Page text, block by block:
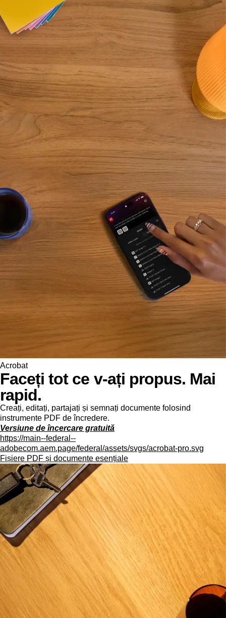
Acrobat
Faceți tot ce v-ați propus. Mai
rapid.
Creați, editați, partajați și semnați documente folosind
instrumente PDF de încredere.
Versiune de încercare gratuită
https://main--federal--
adobecom.aem.page/federal/assets/svgs/acrobat-pro.svg
Fișiere PDF și documente esențiale